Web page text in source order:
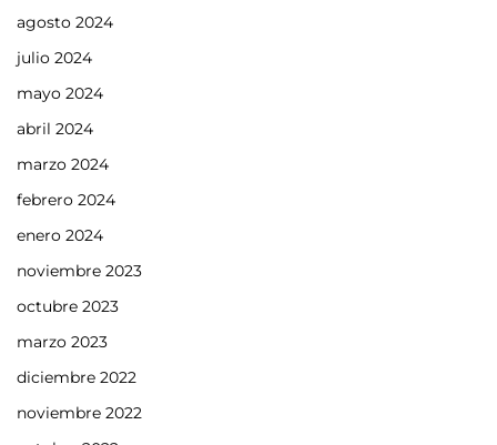
agosto 2024
julio 2024
mayo 2024
abril 2024
marzo 2024
febrero 2024
enero 2024
noviembre 2023
octubre 2023
marzo 2023
diciembre 2022
noviembre 2022